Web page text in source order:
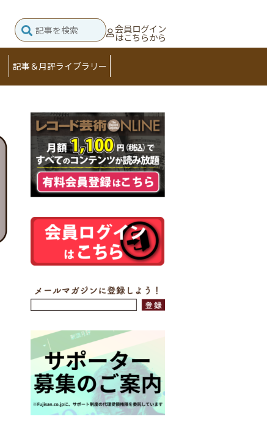
会員ログイン
はこちらから
記事＆月評ライブラリー